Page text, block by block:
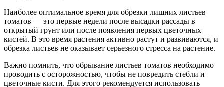
Наиболее оптимальное время для обрезки лишних листьев
томатов — это первые недели после высадки рассады в
открытый грунт или после появления первых цветочных
кистей. В это время растения активно растут и развиваются, и
обрезка листьев не оказывает серьезного стресса на растение.
Важно помнить, что обрывание листьев томатов необходимо
проводить с осторожностью, чтобы не повредить стебли и
цветочные кисти. Для этого рекомендуется использовать